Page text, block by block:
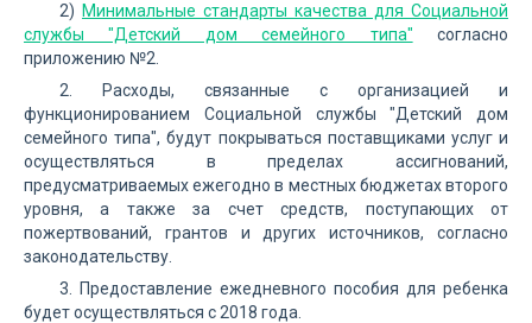
2) Минимальные стандарты качества для Социальной
службы "Детский дом семейного типа" согласно
приложению №2.
2. Расходы, связанные с организацией и
функционированием Социальной службы "Детский дом
семейного типа", будут покрываться поставщиками услуг и
осуществляться в пределах ассигнований,
предусматриваемых ежегодно в местных бюджетах второго
уровня, а также за счет средств, поступающих от
пожертвований, грантов и других источников, согласно
законодательству.
3. Предоставление ежедневного пособия для ребенка
будет осуществляться с 2018 года.